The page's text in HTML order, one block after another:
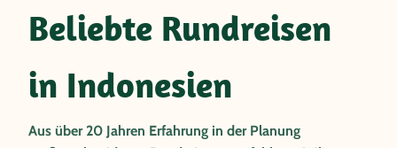
Beliebte Rundreisen
in Indonesien
Aus über 20 Jahren Erfahrung in der Planung